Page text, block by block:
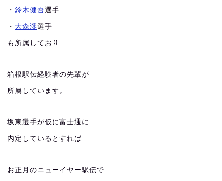
・ 鈴木健吾選手
・ 大森澪選手
も所属しており
箱根駅伝経験者の先輩が
所属しています。
坂東選手が仮に富士通に
内定しているとすれば
お正月のニューイヤー駅伝で